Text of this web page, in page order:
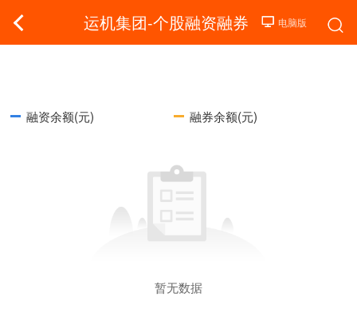
运机集团-个股融资融券
融资余额(元) 融券余额(元)
暂无数据